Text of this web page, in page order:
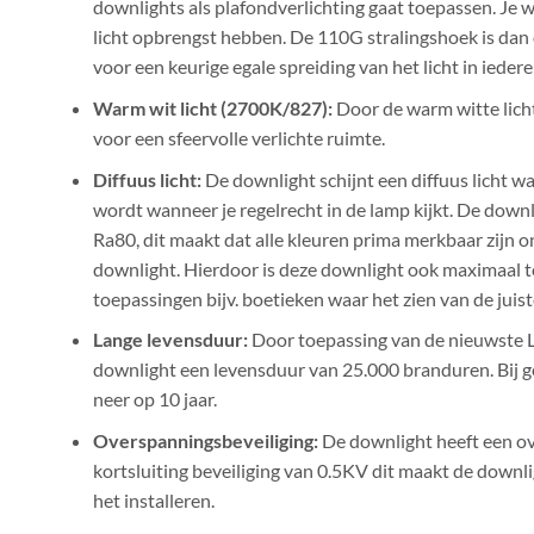
downlights als plafondverlichting gaat toepassen. Je
licht opbrengst hebben. De 110G stralingshoek is
voor een keurige egale spreiding van het licht in
Warm wit licht (2700K/827):Door de warm witte
voor een sfeervolle verlichte ruimte.
Diffuus licht:De downlight schijnt een diffuus licht
wordt wanneer je regelrecht in de lamp kijkt. De
Ra80, dit maakt dat alle kleuren prima merkbaar zijn
downlight. Hierdoor is deze downlight ook maximaal
toepassingen bijv. boetieken waar het zien van de
Lange levensduur:Door toepassing van de nieuwste
downlight een levensduur van 25.000 branduren. Bij
neer op 10 jaar.
Overspanningsbeveiliging:De downlight heeft een
kortsluiting beveiliging van 0.5KV dit maakt de
het installeren.